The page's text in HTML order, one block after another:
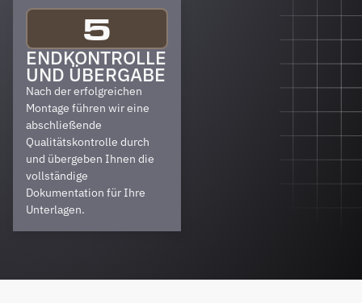
5
ENDKONTROLLE
UND ÜBERGABE
Nach der erfolgreichen
Montage führen wir eine
abschließende
Qualitätskontrolle durch
und übergeben Ihnen die
vollständige
Dokumentation für Ihre
Unterlagen.